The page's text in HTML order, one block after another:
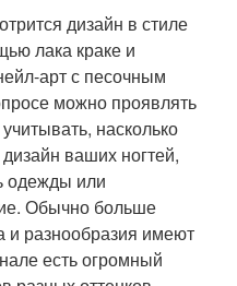
дизайн в стиле
лака краке и
арт с песочным
можно проявлять
насколько
ваших ногтей,
одежды или
Обычно больше
и разнообразия имеют
есть огромный